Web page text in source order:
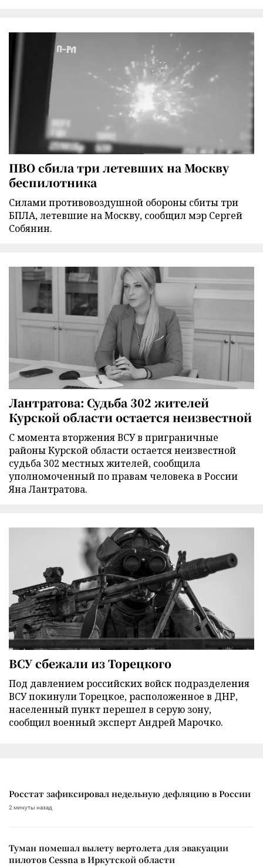
ПВО сбила три летевших на Москву
беспилотника
Силами противовоздушной обороны сбиты три
БПЛА, летевшие на Москву, сообщил мэр Сергей
Собянин.
Лантратова: Судьба 302 жителей
Курской области остается неизвестной
С момента вторжения ВСУ в приграничные
районы Курской области остается неизвестной
судьба 302 местных жителей, сообщила
уполномоченный по правам человека в России
Яна Лантратова.
ВСУ сбежали из Торецкого
Под давлением российских войск подразделения
ВСУ покинули Торецкое, расположенное в ДНР,
населенный пункт перешел в серую зону,
сообщил военный эксперт Андрей Марочко.
Росстат зафиксировал недельную дефляцию в России
2 минуты назад
Туман помешал вылету вертолета для эвакуации
пилотов Cessna в Иркутской области